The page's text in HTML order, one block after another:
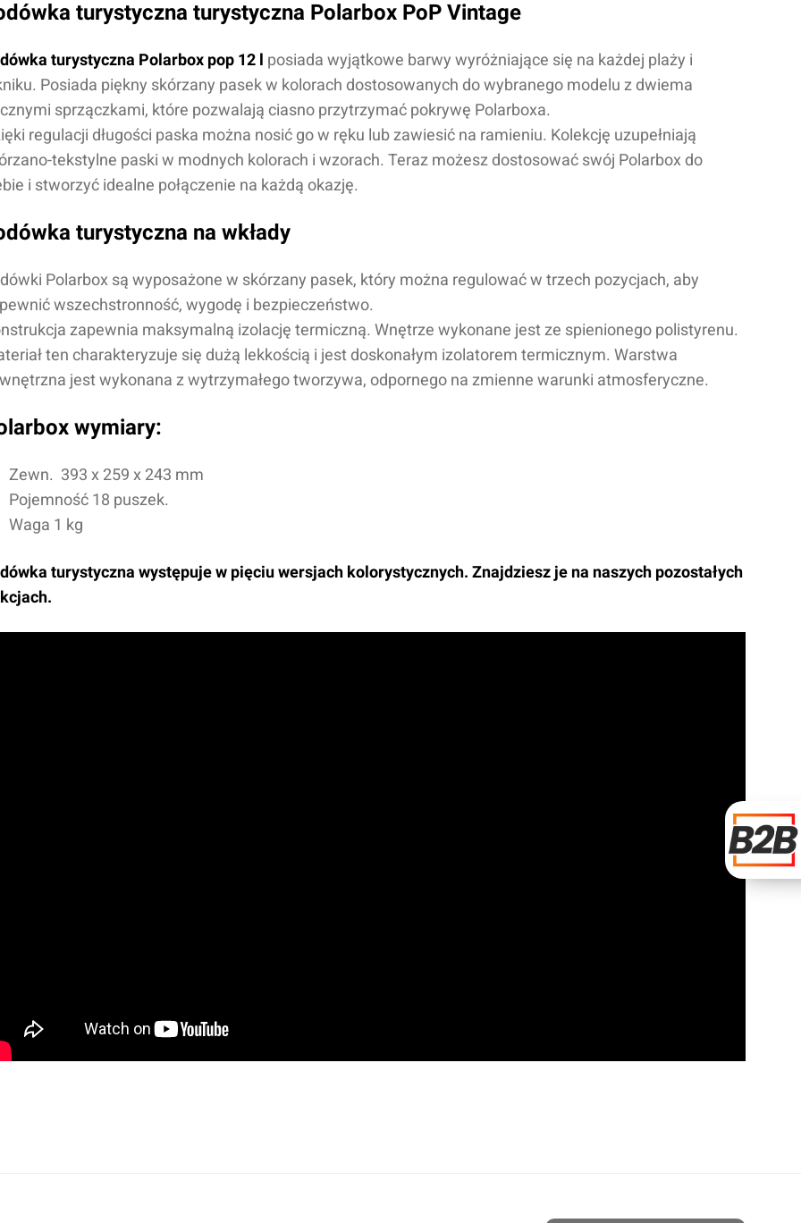
turystyczna turystyczna Polarbox PoP Vintage
turystyczna Polarbox pop 12 l posiada wyjątkowe barwy wyróżniające się na każdej plaży i
Posiada piękny skórzany pasek w kolorach dostosowanych do wybranego modelu z dwiema
sprzączkami, które pozwalają ciasno przytrzymać pokrywę Polarboxa.
regulacji długości paska można nosić go w ręku lub zawiesić na ramieniu. Kolekcję uzupełniają
tekstylne paski w modnych kolorach i wzorach. Teraz możesz dostosować swój Polarbox do
i stworzyć idealne połączenie na każdą okazję.
turystyczna na wkłady
Polarbox są wyposażone w skórzany pasek, który można regulować w trzech pozycjach, aby
wszechstronność, wygodę i bezpieczeństwo.
zapewnia maksymalną izolację termiczną. Wnętrze wykonane jest ze spienionego polistyrenu.
ten charakteryzuje się dużą lekkością i jest doskonałym izolatorem termicznym. Warstwa
jest wykonana z wytrzymałego tworzywa, odpornego na zmienne warunki atmosferyczne.
wymiary:
Zewn. 393 x 259 x 243 mm
Pojemność 18 puszek.
Waga 1 kg
turystyczna występuje w pięciu wersjach kolorystycznych. Znajdziesz je na naszych pozostałych